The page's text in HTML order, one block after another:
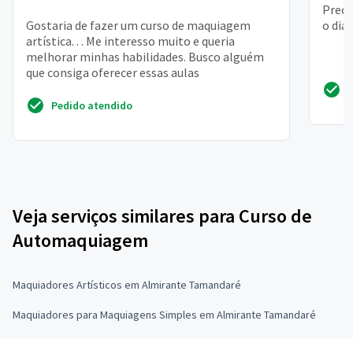
Gostaria de fazer um curso de maquiagem
artística. . . Me interesso muito e queria
melhorar minhas habilidades. Busco alguém
que consiga oferecer essas aulas
Pedido atendido
o dia
Veja serviços similares para Curso de
Automaquiagem
Maquiadores Artísticos em Almirante Tamandaré
Maquiadores para Maquiagens Simples em Almirante Tamandaré